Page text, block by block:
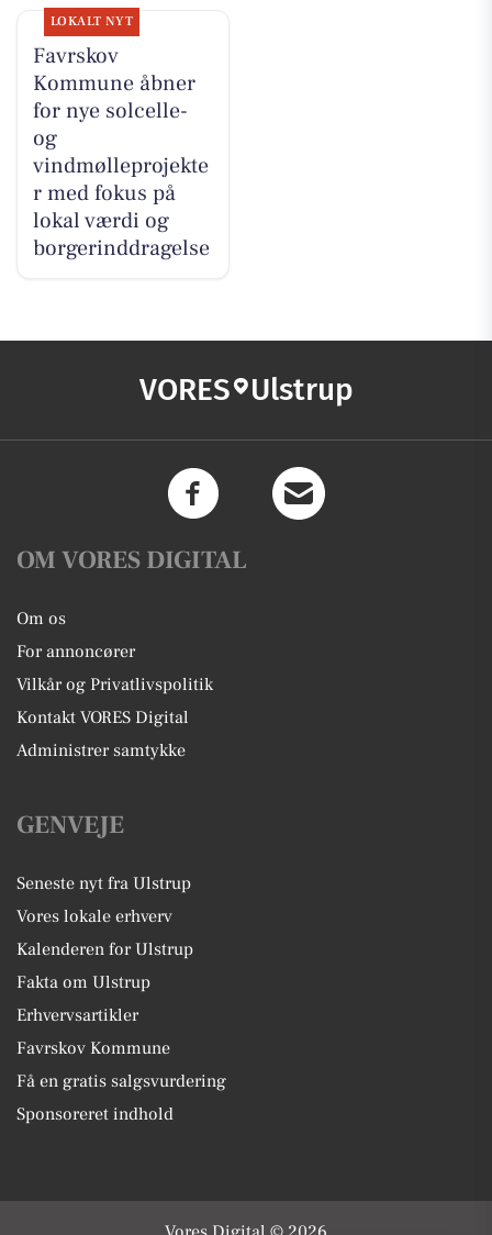
LOKALT NYT
Favrskov
Kommune åbner
for nye solcelle-
og
vindmølleprojekte
r med fokus på
lokal værdi og
borgerinddragelse
VORES Ulstrup
OM VORES DIGITAL
Om os
For annoncører
Vilkår og Privatlivspolitik
Kontakt VORES Digital
Administrer samtykke
GENVEJE
Seneste nyt fra Ulstrup
Vores lokale erhverv
Kalenderen for Ulstrup
Fakta om Ulstrup
Erhvervsartikler
Favrskov Kommune
Få en gratis salgsvurdering
Sponsoreret indhold